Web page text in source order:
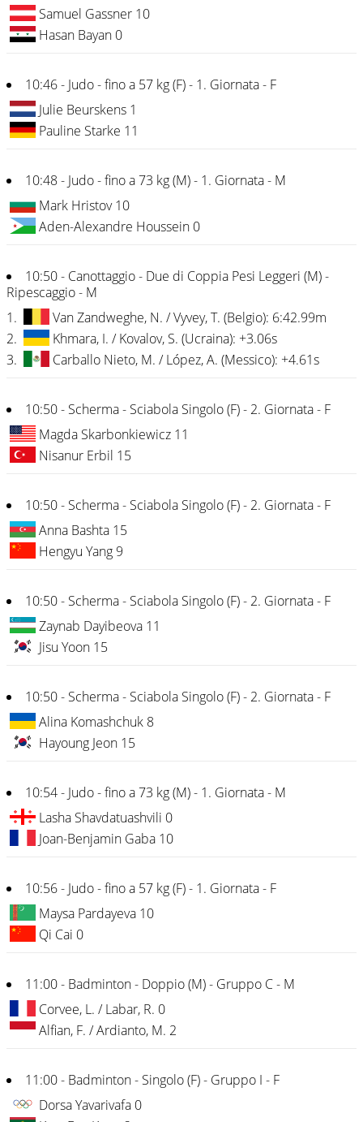
Samuel Gassner 10
Hasan Bayan 0
10:46 - Judo - fino a 57 kg (F) - 1. Giornata - F
Julie Beurskens 1
Pauline Starke 11
10:48 - Judo - fino a 73 kg (M) - 1. Giornata - M
Mark Hristov 10
Aden-Alexandre Houssein 0
10:50 - Canottaggio - Due di Coppia Pesi Leggeri (M) -
Ripescaggio - M
1.
Van Zandweghe, N. / Vyvey, T. (Belgio): 6:42.99m
2.
Khmara, I. / Kovalov, S. (Ucraina): +3.06s
3.
Carballo Nieto, M. / López, A. (Messico): +4.61s
10:50 - Scherma - Sciabola Singolo (F) - 2. Giornata - F
Magda Skarbonkiewicz 11
Nisanur Erbil 15
10:50 - Scherma - Sciabola Singolo (F) - 2. Giornata - F
Anna Bashta 15
Hengyu Yang 9
10:50 - Scherma - Sciabola Singolo (F) - 2. Giornata - F
Zaynab Dayibeova 11
Jisu Yoon 15
10:50 - Scherma - Sciabola Singolo (F) - 2. Giornata - F
Alina Komashchuk 8
Hayoung Jeon 15
10:54 - Judo - fino a 73 kg (M) - 1. Giornata - M
Lasha Shavdatuashvili 0
Joan-Benjamin Gaba 10
10:56 - Judo - fino a 57 kg (F) - 1. Giornata - F
Maysa Pardayeva 10
Qi Cai 0
11:00 - Badminton - Doppio (M) - Gruppo C - M
Corvee, L. / Labar, R. 0
Alfian, F. / Ardianto, M. 2
11:00 - Badminton - Singolo (F) - Gruppo I - F
Dorsa Yavarivafa 0